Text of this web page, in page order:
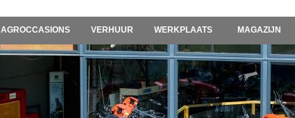
AGROCCASIONS VERHUUR WERKPLAATS MAGAZIJN